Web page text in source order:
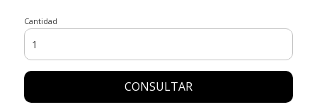
Cantidad
CONSULTAR